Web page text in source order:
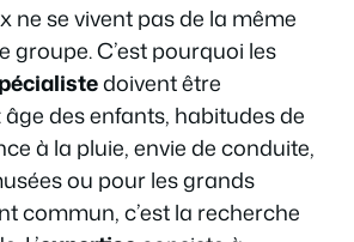
ne se vivent pas de la même
groupe. C’est pourquoi les
doivent être
des enfants, habitudes de
à la pluie, envie de conduite,
ou pour les grands
commun, c’est la recherche